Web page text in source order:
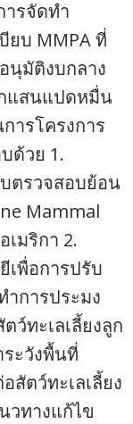
รจัดทำ
ยบ MMPA ที่
นุมัติงบกลาง
แสนแปดหมื่น
ารโครงการ
ด้วย 1.
ตรวจสอบย้อน
Mammal
มริกา 2.
เพื่อการปรับ
ำการประมง
ว์ทะเลเลี้ยงลูก
ะวังพื้นที่
สัตว์ทะเลเลี้ยง
วทางแก้ไข